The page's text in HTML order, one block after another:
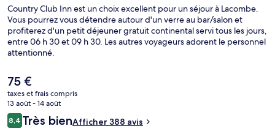
Country Club Inn est un choix excellent pour un séjour à Lacombe.
Vous pourrez vous détendre autour d'un verre au bar/salon et
profiterez d'un petit déjeuner gratuit continental servi tous les jours,
entre 06 h 30 et 09 h 30. Les autres voyageurs adorent le personnel
attentionné.
Le
prix
actuel
est
de
75 €
taxes et frais compris
13 août - 14 août
Avis
voyageurs
8,48,4 sur 10
Très bienAfficher 388 avis